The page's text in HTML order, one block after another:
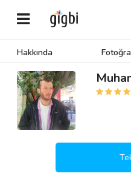
Anasayfa
Giriş Yap
Kayıt Ol
Hakkında